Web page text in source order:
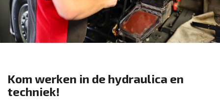
Kom werken in de hydraulica en
techniek!